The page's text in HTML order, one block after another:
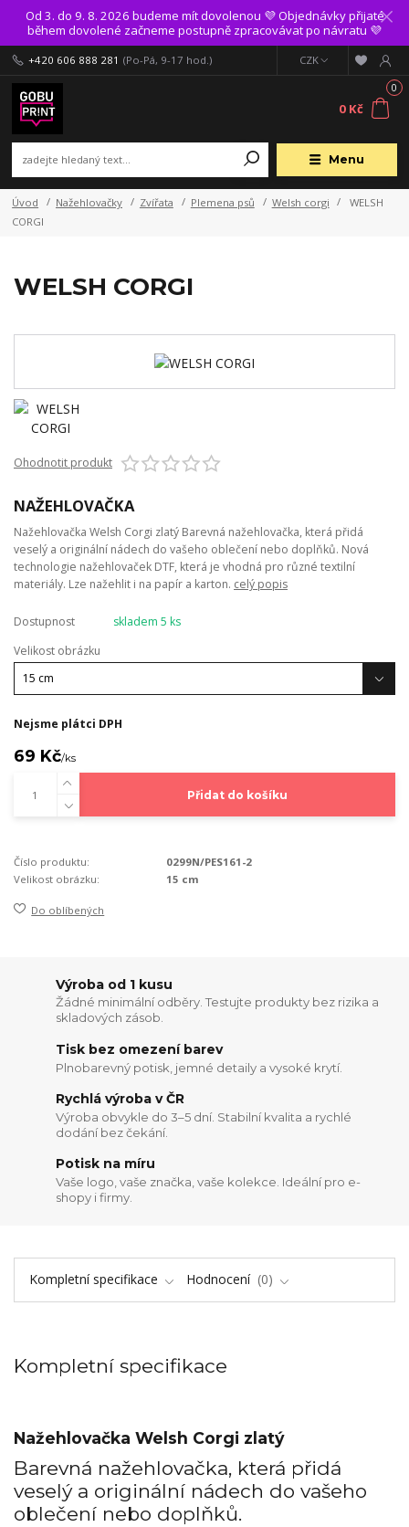
Od 3. do 9. 8. 2026 budeme mít dovolenou 💜 Objednávky přijaté
během dovolené začneme postupně zpracovávat po návratu 💜
Menu
CZK
+420 606 888 281 (Po-Pá, 9-17 hod.)
0
0 Kč
Úvod Nažehlovačky Zvířata Plemena psů Welsh corgi
WELSH
CORGI
WELSH CORGI
Ohodnotit produkt
NAŽEHLOVAČKA
Nažehlovačka Welsh Corgi zlatý Barevná nažehlovačka, která přidá
veselý a originální nádech do vašeho oblečení nebo doplňků. Nová
technologie nažehlovaček DTF, která je vhodná pro různé textilní
materiály. Lze nažehlit i na papír a karton. celý popis
Dostupnost
skladem 5 ks
Velikost obrázku
Nejsme plátci DPH
69 Kč/ks
Přidat do košíku
Číslo produktu:
0299N/PES161-2
Velikost obrázku:
15 cm
Do oblíbených
Výroba od 1 kusu
Žádné minimální odběry. Testujte produkty bez rizika a
skladových zásob.
Tisk bez omezení barev
Plnobarevný potisk, jemné detaily a vysoké krytí.
Rychlá výroba v ČR
Výroba obvykle do 3–5 dní. Stabilní kvalita a rychlé
dodání bez čekání.
Potisk na míru
Vaše logo, vaše značka, vaše kolekce. Ideální pro e-
shopy i firmy.
Kompletní specifikace Hodnocení 0
Kompletní specifikace
Nažehlovačka Welsh Corgi zlatý
Barevná nažehlovačka, která přidá
veselý a originální nádech do vašeho
oblečení nebo doplňků.